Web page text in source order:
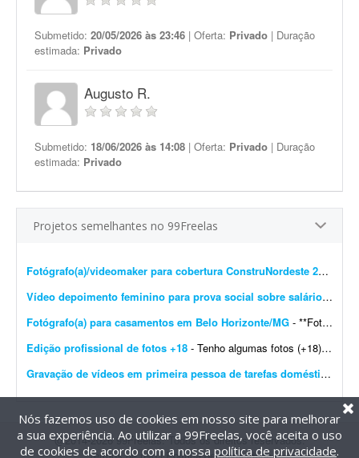
Submetido: 20/05/2026 às 23:46 | Oferta: Privado | Duração
estimada: Privado
Augusto R.
Submetido: 18/06/2026 às 14:08 | Oferta: Privado | Duração
estimada: Privado
Projetos semelhantes no 99Freelas
Fotógrafo(a)/videomaker para cobertura ConstruNordeste 2026 em Salvador
Vídeo depoimento feminino para prova social sobre salário-maternidade
Fotógrafo(a) para casamentos em Belo Horizonte/MG - **Fotógrafo(a) freelancer para cobertura de casamento - Belo Horizonte/MG** Estou procurando um(a) fotógrafo(a) freelancer para atuar na cobertura de um casamento em Belo Horizonte/M...
Edição profissional de fotos +18 - Tenho algumas fotos (+18) e preciso que você melhore a qualidade e deixe o resultado bastante profissional. As imagens são para uso no meu site de trabalho. Gostaria que, se poss&iacu...
Gravação de vídeos em primeira pessoa de tarefas domésticas
@2014-2026 99Freelas. Todos os direitos reservados.
Nós fazemos uso de cookies em nosso site para melhorar
a sua experiência. Ao utilizar a 99Freelas, você aceita o uso
de cookies de acordo com a nossa política de privacidade.